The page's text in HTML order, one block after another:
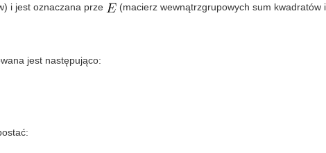
i jest oznaczana prze
(macierz wewnątrzgrupowych sum kwadratów
jest następująco: